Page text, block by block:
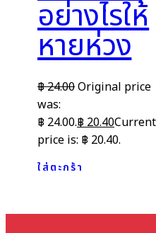
อย่างไรให้
หายห่วง
฿24.00Original price
was:
฿ 24.00.฿ 20.40Current
price is: ฿ 20.40.
ใส่ตะกร้า